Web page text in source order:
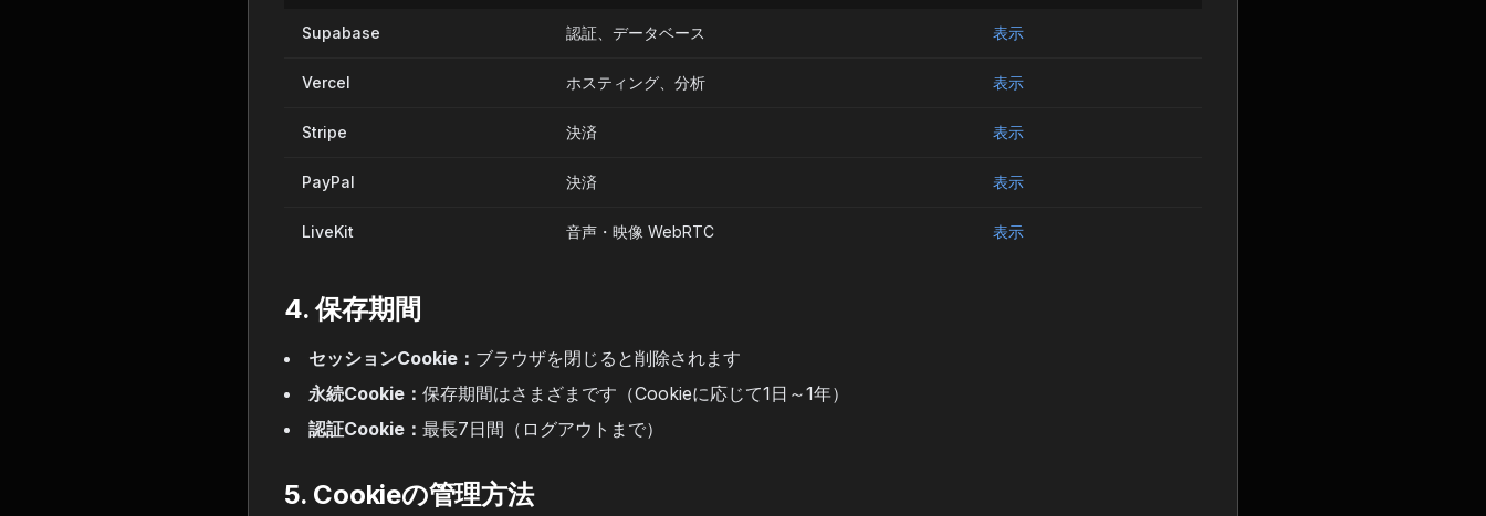
Supabase 認証、データベース 表示
Vercel ホスティング、分析 表示
Stripe 決済 表示
PayPal 決済 表示
LiveKit 音声・映像 WebRTC 表示
4. 保存期間
セッションCookie： ブラウザを閉じると削除されます
永続Cookie： 保存期間はさまざまです（Cookieに応じて1日～1年）
認証Cookie： 最長7日間（ログアウトまで）
5. Cookieの管理方法